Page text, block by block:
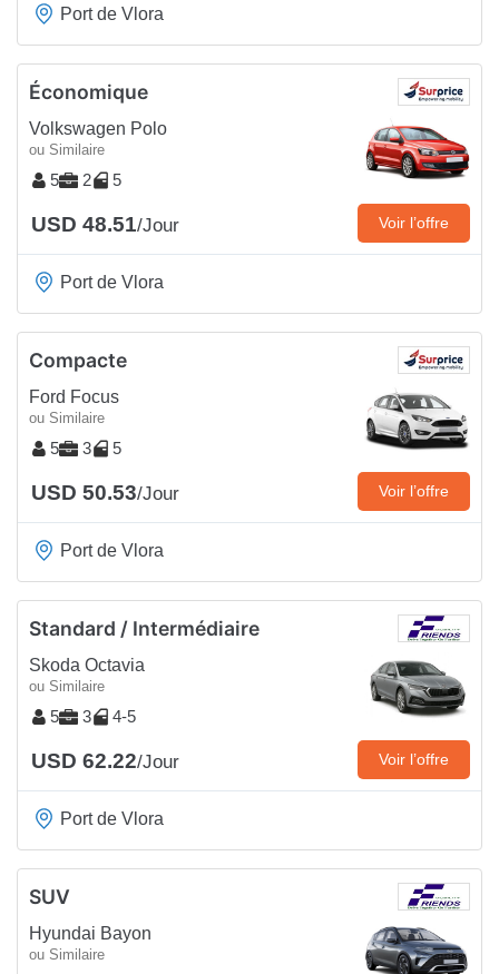
Port de Vlora
Économique
Volkswagen Polo
ou Similaire
5 2 5
USD 48.51/Jour Voir l’offre
Port de Vlora
Compacte
Ford Focus
ou Similaire
5 3 5
USD 50.53/Jour Voir l’offre
Port de Vlora
Standard / Intermédiaire
Skoda Octavia
ou Similaire
5 3 4-5
USD 62.22/Jour Voir l’offre
Port de Vlora
SUV
Hyundai Bayon
ou Similaire